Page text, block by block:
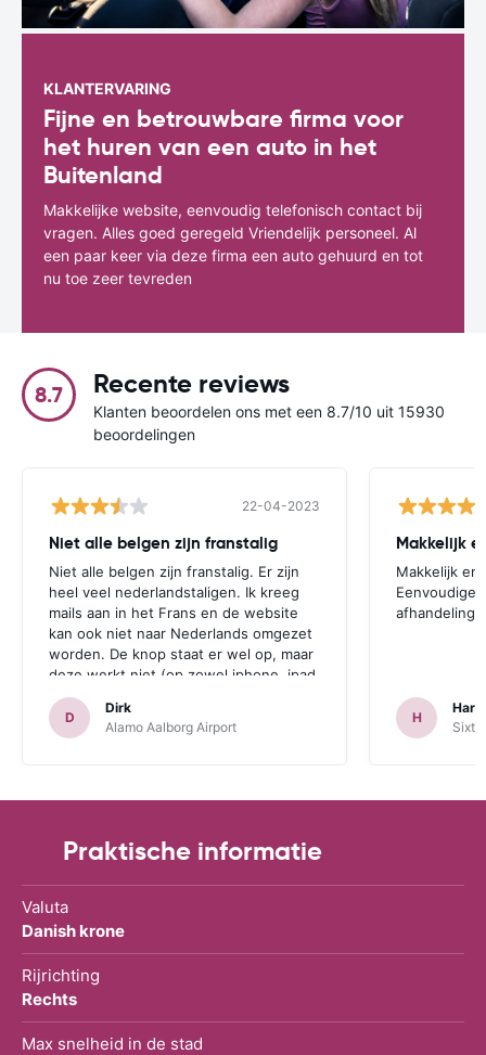
KLANTERVARING
Fijne en betrouwbare firma voor
het huren van een auto in het
Buitenland
Makkelijke website, eenvoudig telefonisch contact bij
vragen. Alles goed geregeld Vriendelijk personeel. Al
een paar keer via deze firma een auto gehuurd en tot
nu toe zeer tevreden
8.7 Recente reviews
Klanten beoordelen ons met een 8.7/10 uit 15930
beoordelingen
22-04-2023
Niet alle belgen zijn franstalig
Niet alle belgen zijn franstalig. Er zijn
heel veel nederlandstaligen. Ik kreeg
mails aan in het Frans en de website
kan ook niet naar Nederlands omgezet
worden. De knop staat er wel op, maar
deze werkt niet (op zowel iphone, ipad
als desktop geprobeerd.) Los dit
probleem nog op en dan boek ik zeker
terug.
D
Dirk
Alamo Aalborg Airport
Makkelijk en
Eenvoudige,
afhandeling
H
Sixt
Praktische informatie
Valuta
Danish krone
Rijrichting
Rechts
Max snelheid in de stad